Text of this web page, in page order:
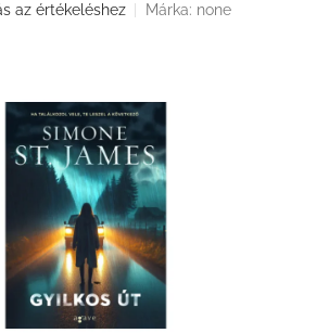
az értékeléshez Márka: none